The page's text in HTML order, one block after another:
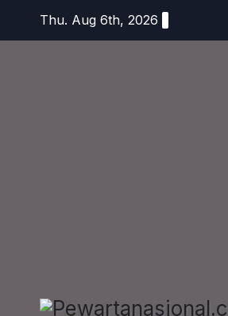
Thu. Aug 6th, 2026